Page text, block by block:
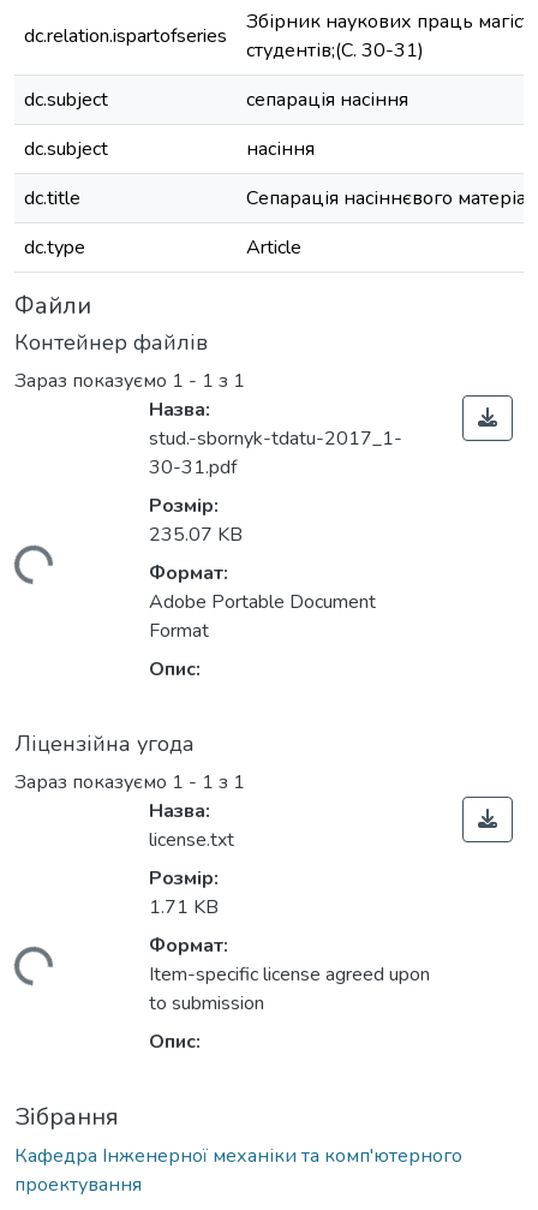
dc.relation.ispartofseries
Збірник наукових праць
студентів;(С. 30-31)
dc.subject
сепарація насіння
dc.subject
насіння
dc.title
Сепарація насіннєвого
dc.type
Article
Файли
Контейнер файлів
Зараз показуємо 1 - 1 з 1
Назва:
stud.-sbornyk-tdatu-2017_1-
30-31.pdf
Розмір:
235.07 KB
Формат:
Adobe Portable Document
Format
Опис:
Ліцензійна угода
Зараз показуємо 1 - 1 з 1
Назва:
license.txt
Розмір:
1.71 KB
Формат:
Item-specific license agreed upon
to submission
Опис:
Зібрання
Кафедра Інженерної механіки та комп'ютерного
проектування